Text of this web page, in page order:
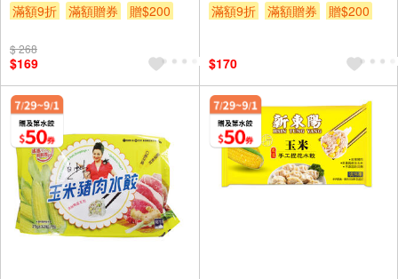
滿額9折
滿額贈券 贈$200
$ 268
$169
滿額9折
滿額贈券 贈$200
$170